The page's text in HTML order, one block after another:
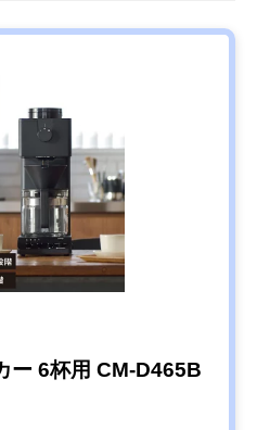
ー 6杯用 CM-D465B